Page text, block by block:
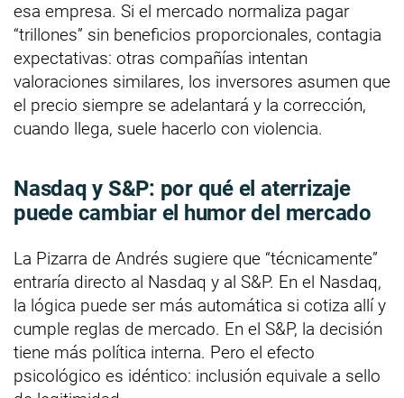
esa empresa. Si el mercado normaliza pagar
“trillones” sin beneficios proporcionales, contagia
expectativas: otras compañías intentan
valoraciones similares, los inversores asumen que
el precio siempre se adelantará y la corrección,
cuando llega, suele hacerlo con violencia.
Nasdaq y S&P: por qué el aterrizaje
puede cambiar el humor del mercado
La Pizarra de Andrés sugiere que “técnicamente”
entraría directo al Nasdaq y al S&P. En el Nasdaq,
la lógica puede ser más automática si cotiza allí y
cumple reglas de mercado. En el S&P, la decisión
tiene más política interna. Pero el efecto
psicológico es idéntico: inclusión equivale a sello